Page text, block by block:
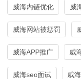
威海内链优化 威
威海网站被惩罚
威海APP推广 威
威海seo面试 威